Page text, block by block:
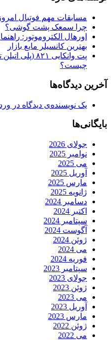
مسابقات مهم فوتبال امروز
چرا سمعک پشت گوشی؟
اورهال الکتروموتور:
بهترین کانسیلر مایع بازار
چیست؟
آخرین دیدگاه‌ها
یک نویسنده‌ی دیدگاه در
بایگانی‌ها
جولای 2026
نوامبر 2025
می 2025
آوریل 2025
مارس 2025
ژانویه 2025
دسامبر 2024
اکتبر 2024
سپتامبر 2024
آگوست 2024
ژوئن 2024
می 2024
فوریه 2024
سپتامبر 2023
جولای 2023
ژوئن 2023
می 2023
آوریل 2023
مارس 2023
ژوئن 2022
می 2022